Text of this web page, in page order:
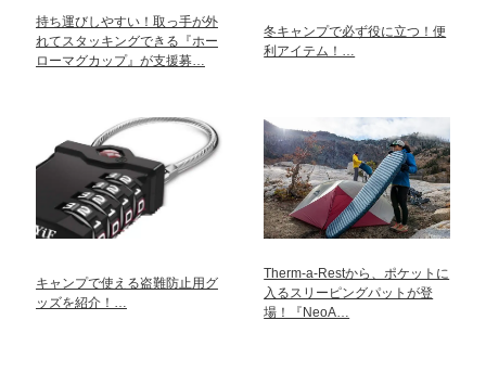
持ち運びしやすい！取っ手が外
れてスタッキングできる『ホー
ローマグカップ』が支援募…
冬キャンプで必ず役に立つ！便
利アイテム！…
キャンプで使える盗難防止用グ
ッズを紹介！…
Therm-a-Restから、ポケットに
入るスリーピングパットが登
場！『NeoA…